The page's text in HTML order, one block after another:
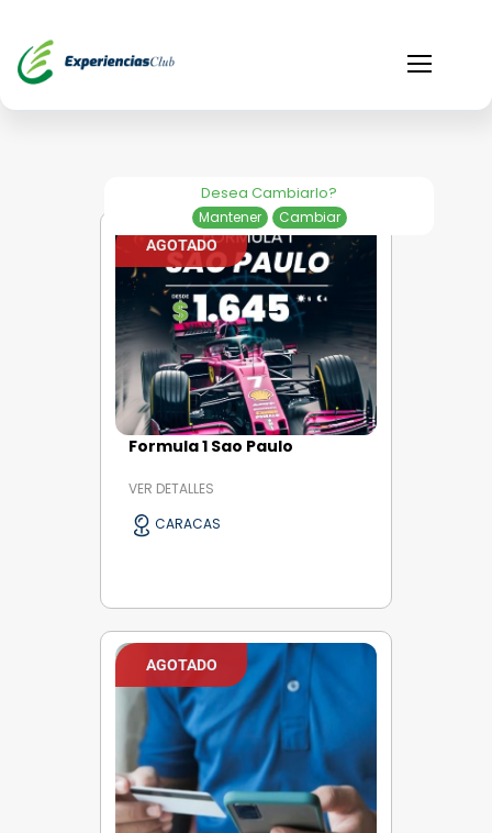
Desea Cambiarlo?
Mantener Cambiar
AGOTADO
Formula 1 Sao Paulo
VER DETALLES
CARACAS
AGOTADO